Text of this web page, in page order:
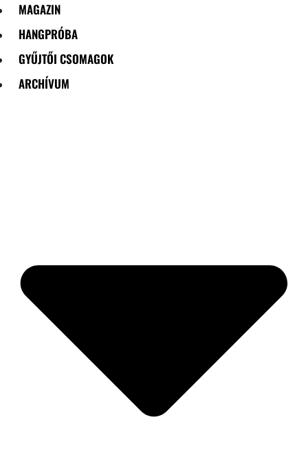
MAGAZIN
HANGPRÓBA
GYŰJTŐI CSOMAGOK
ARCHÍVUM